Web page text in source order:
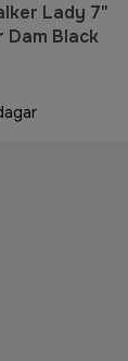
Lady 7"
Dam Black